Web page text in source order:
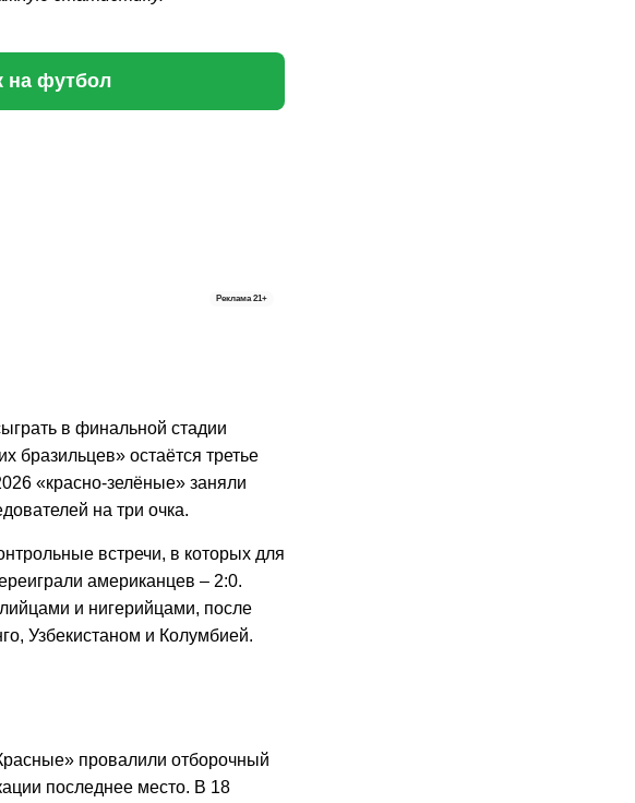
на футбол
Реклама 21+
в финальной стадии
бразильцев» остаётся третье
«красно-зелёные» заняли
на три очка.
встречи, в которых для
американцев – 2:0.
и нигерийцами, после
Узбекистаном и Колумбией.
провалили отборочный
последнее место. В 18